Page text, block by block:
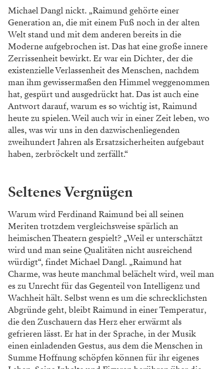
Michael Dangl nickt. „Raimund gehörte einer
Generation an, die mit einem Fuß noch in der alten
Welt stand und mit dem anderen bereits in die
Moderne aufgebrochen ist. Das hat eine große innere
Zerrissenheit bewirkt. Er war ein Dichter, der die
existenzielle Verlassenheit des Menschen, nachdem
man ihm gewissermaßen den Himmel weggenommen
hat, gespürt und ausgedrückt hat. Das ist auch eine
Antwort darauf, warum es so wichtig ist, Raimund
heute zu spielen. Weil auch wir in einer Zeit leben, wo
alles, was wir uns in den dazwischenliegenden
zweihundert Jahren als Ersatzsicherheiten aufgebaut
haben, zerbröckelt und zerfällt.“
Seltenes Vergnügen
Warum wird Ferdinand Raimund bei all seinen
Meriten trotzdem vergleichsweise spärlich an
heimischen Theatern gespielt? „Weil er unterschätzt
wird und man seine Qualitäten nicht ausreichend
würdigt“, findet Michael Dangl. „Raimund hat
Charme, was heute manchmal belächelt wird, weil man
es zu Unrecht für das Gegenteil von Intelligenz und
Wachheit hält. Selbst wenn es um die schrecklichsten
Abgründe geht, bleibt Raimund in einer Temperatur,
die den Zuschauern das Herz eher erwärmt als
gefrieren lässt. Er hat in der Sprache, in der Musik
einen einladenden Gestus, aus dem die Menschen in
Summe Hoffnung schöpfen können für ihr eigenes